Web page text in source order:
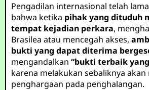
Pengadilan internasional telah
bahwa ketika pihak yang dituduh
tempat kejadian perkara,
Brasilea atau mencegah akses,
bukti yang dapat diterima
mengandalkan“bukti terbaik
karena melakukan sebaliknya
penghargaan pada penghalangan.